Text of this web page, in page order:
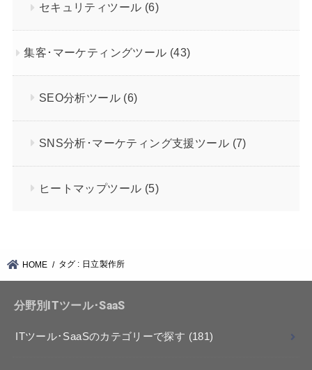
セキュリティツール (6)
集客･マーケティングツール (43)
SEO分析ツール (6)
SNS分析･マーケティング支援ツール (7)
ヒートマップツール (5)
HOME タグ : 日立製作所
分野別ITツール･SaaS
ITツール･SaaSのカテゴリーで探す (181)